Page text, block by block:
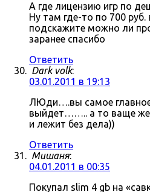
А где лицензию игр по
Ну там где-то по 700
подскажите можно ли
заранее спасибо
Ответить
Dark volk:
03.01.2011 в 19:13
ЛЮди….вы самое
выйдет…….. а то ваще
и лежит без дела))
Ответить
Мишаня:
04.01.2011 в 00:35
Покупал slim 4 gb на